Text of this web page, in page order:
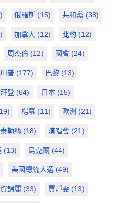
俄羅斯 (15) 共和黨 (38)
加拿大 (12) 北約 (12)
周杰倫 (12) 國會 (24)
川普 (177) 巴黎 (13)
拜登 (64) 日本 (15)
楊冪 (11) 歐洲 (21)
泰勒絲 (18) 演唱會 (21)
(13) 烏克蘭 (44)
美國總統大選 (49)
賀錦麗 (33) 賈靜雯 (13)